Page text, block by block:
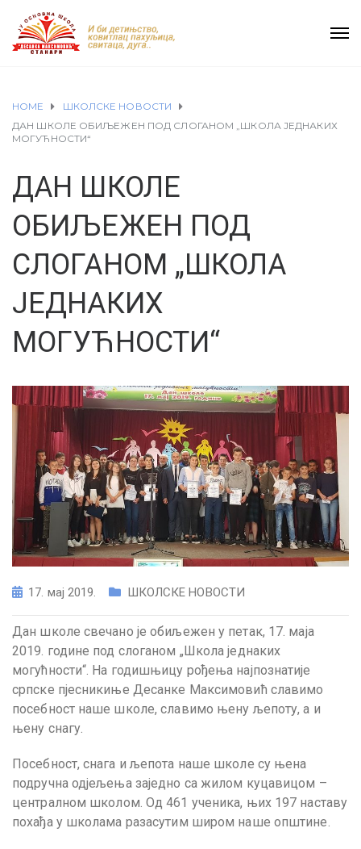
HOME
ШКОЛСКЕ НОВОСТИ
ДАН ШКОЛЕ ОБИЉЕЖЕН ПОД СЛОГАНОМ „ШКОЛА ЈЕДНАКИХ
МОГУЋНОСТИ“
ДАН ШКОЛЕ
ОБИЉЕЖЕН ПОД
СЛОГАНОМ „ШКОЛА
ЈЕДНАКИХ
МОГУЋНОСТИ“
17. мај 2019. ШКОЛСКЕ НОВОСТИ
Дан школе свечано је обиљежен у петак, 17. маја
2019. године под слоганом „Школа једнаких
могућности“. На годишњицу рођења најпознатије
српске пјесникиње Десанке Максимовић славимо
посебност наше школе, славимо њену љепоту, а и
њену снагу.
Посебност, снага и љепота наше школе су њена
подручна одјељења заједно са жилом куцавицом –
централном школом. Од 461 ученика, њих 197 наставу
похађа у школама разасутим широм наше општине.